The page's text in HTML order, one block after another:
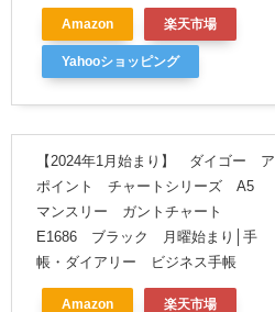
Amazon 楽天市場
Yahooショッピング
【2024年1月始まり】 ダイゴー ア
ポイント チャートシリーズ A5
マンスリー ガントチャート
E1686 ブラック 月曜始まり│手
帳・ダイアリー ビジネス手帳
Amazon 楽天市場